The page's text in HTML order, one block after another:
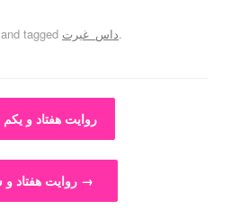
and tagged داس_غیرت.
روایت هفتاد و یکم
→